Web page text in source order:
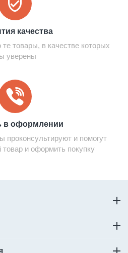
качества
товары, в качестве которых
уверены
в оформлении
и помогут
и оформить покупку